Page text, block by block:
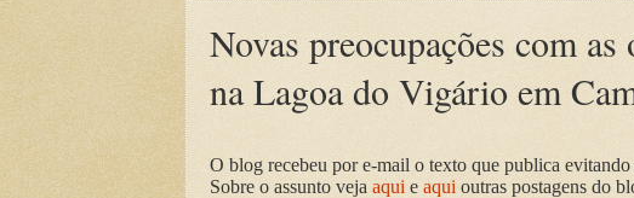
Novas preocupações com
na Lagoa do Vigário em
O blog recebeu por e-mail o texto que publica
Sobre o assunto veja aqui e aqui outras postagens do